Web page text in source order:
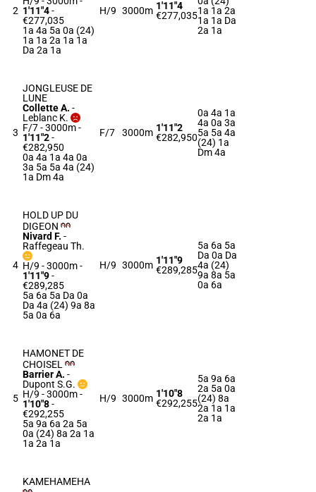
2 1'11"4-
€277,035
1a 4a 5a 0a (24)
1a 1a 2a 1a 1a
Da 2a 1a
H/9 3000m 1'11"4
€277,0351a 1a 2a
1a 1a Da
2a 1a
3
JONGLEUSE DE
LUNE
Collette A. -
Leblanc K.
F/7 - 3000m-
1'11"2-
€282,950
0a 4a 1a 4a 0a
3a 5a 5a 4a (24)
1a Dm 4a
F/7 3000m 1'11"2
€282,950
0a 4a 1a
4a 0a 3a
5a 5a 4a
(24) 1a
Dm 4a
4
HOLD UP DU
DIGEON
Nivard F. -
Raffegeau Th.
H/9 - 3000m-
1'11"9-
€289,285
5a 6a 5a Da 0a
Da 4a (24) 9a 8a
5a 0a 6a
H/9 3000m 1'11"9
€289,285
5a 6a 5a
Da 0a Da
4a (24)
9a 8a 5a
0a 6a
5
HAMONET DE
CHOISEL
Barrier A. -
Dupont S.G.
H/9 - 3000m-
1'10"8-
€292,255
5a 9a 6a 2a 5a
0a (24) 8a 2a 1a
1a 2a 1a
H/9 3000m 1'10"8
€292,255
5a 9a 6a
2a 5a 0a
(24) 8a
2a 1a 1a
2a 1a
KAMEHAMEHA